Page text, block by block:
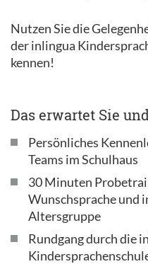
Nutzen Sie die
der inlingua
kennen!
Das erwartet Sie
Persönliches
Teams im Schulhaus
30 Minuten
Wunschsprache und
Altersgruppe
Rundgang durch die